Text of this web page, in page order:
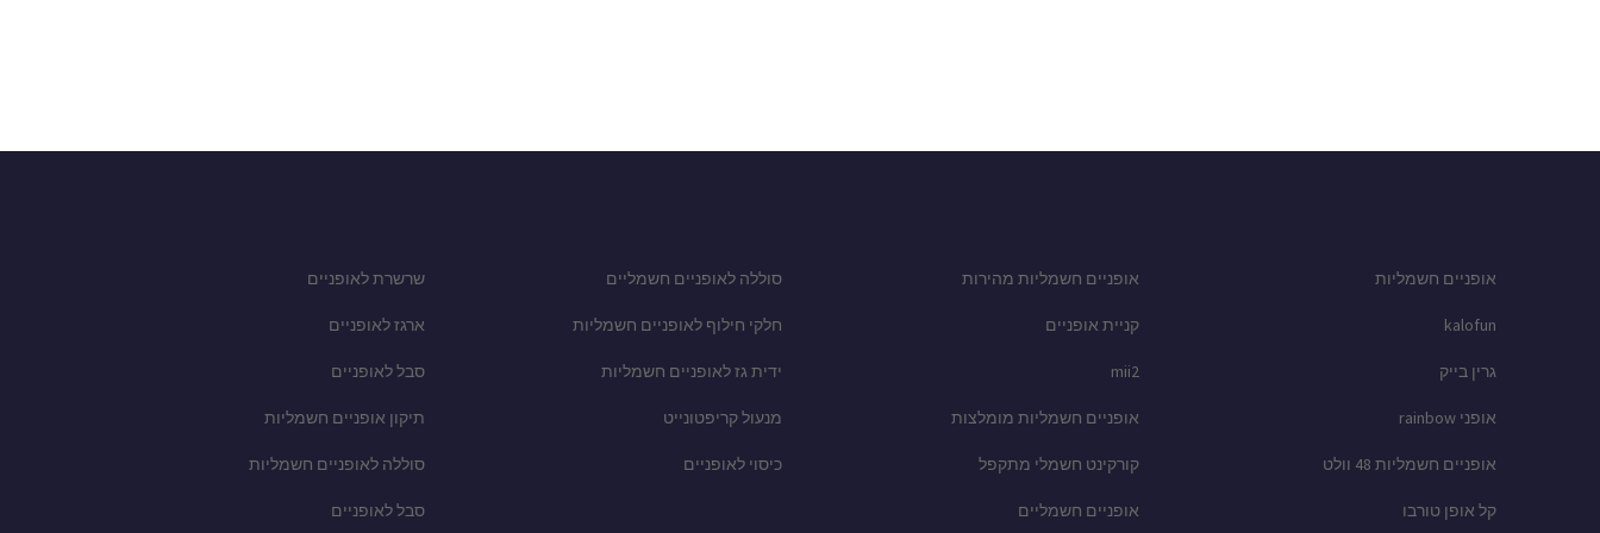
אופניים חשמליות
kalofun
גרין בייק
אופני rainbow
אופניים חשמליות 48 וולט
קל אופן טורבו
אופניים חשמליות מהירות
קניית אופניים
mii2
אופניים חשמליות מומלצות
קורקינט חשמלי מתקפל
אופניים חשמליים
סוללה לאופניים חשמליים
חלקי חילוף לאופניים חשמליות
ידית גז לאופניים חשמליות
מנעול קריפטונייט
כיסוי לאופניים
שרשרת לאופניים
ארגז לאופניים
סבל לאופניים
תיקון אופניים חשמליות
סוללה לאופניים חשמליות
סבל לאופניים